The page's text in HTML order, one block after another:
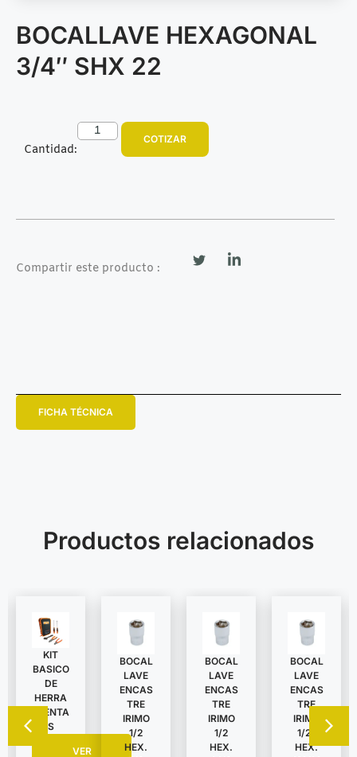
BOCALLAVE HEXAGONAL
3/4″ SHX 22
Cantidad:
COTIZAR
Compartir este producto :
FICHA TÉCNICA
Productos relacionados
KIT
BASICO
DE
HERRA
MIENTA
S
VER
BOCAL
LAVE
ENCAS
TRE
IRIMO
1/2
HEX.
BOCAL
LAVE
ENCAS
TRE
IRIMO
1/2
HEX.
BOCAL
LAVE
ENCAS
TRE
IRIMO
1/2″
HEX.